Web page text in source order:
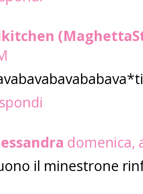
domenica,
il minestrone